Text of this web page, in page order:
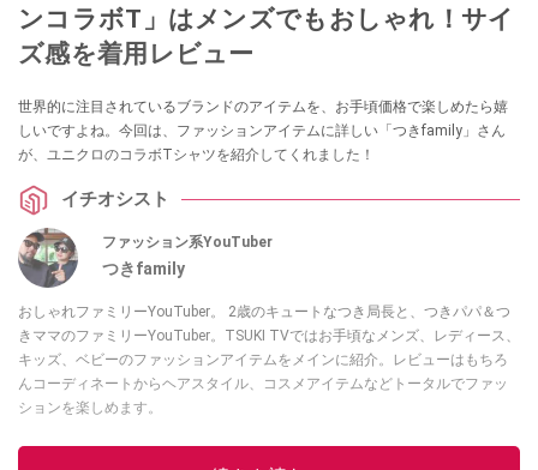
ンコラボT」はメンズでもおしゃれ！サイ
ズ感を着用レビュー
世界的に注目されているブランドのアイテムを、お手頃価格で楽しめたら嬉
しいですよね。今回は、ファッションアイテムに詳しい「つきfamily」さん
が、ユニクロのコラボTシャツを紹介してくれました！
イチオシスト
ファッション系YouTuber
つきfamily
おしゃれファミリーYouTuber。 2歳のキュートなつき局長と、つきパパ＆つ
きママのファミリーYouTuber。TSUKI TVではお手頃なメンズ、レディース、
キッズ、ベビーのファッションアイテムをメインに紹介。レビューはもちろ
んコーディネートからヘアスタイル、コスメアイテムなどトータルでファッ
ションを楽しめます。
このイチオシストの他の記事を読む